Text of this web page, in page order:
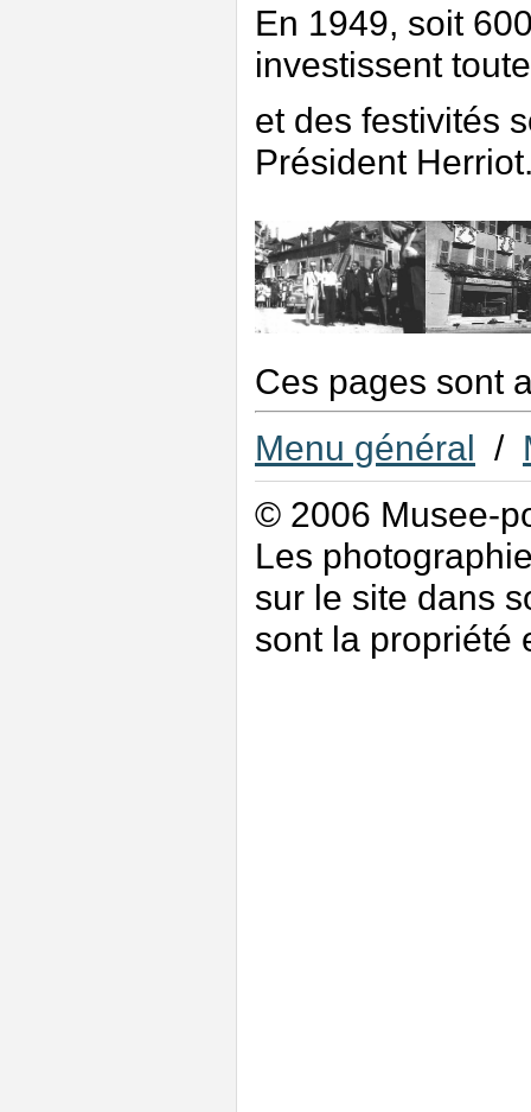
En 1949, soit
investissent
et des festivités
Président
Ces pages sont
Menu général /
© 2006 Musee-
Les
sur le site dans
sont la propriété